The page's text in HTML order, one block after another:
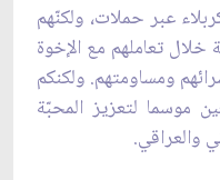
عبر حملات، ولكنّهم
خلال تعاملهم مع الإخوة
ومساومتهم. ولكنكم
موسما لتعزيز المحبّة
والعراقي.